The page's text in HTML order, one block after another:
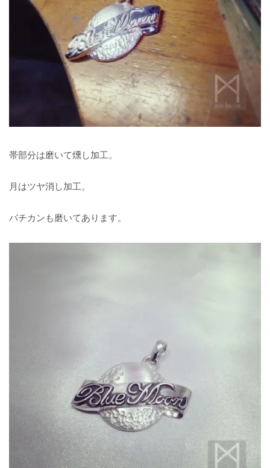
帯部分は磨いて燻し加工。
月はツヤ消し加工。
バチカンも磨いてあります。